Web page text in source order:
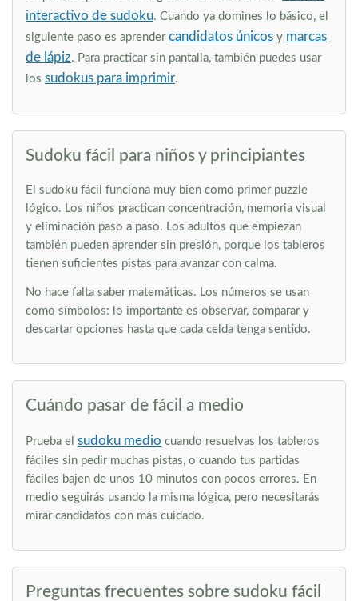
interactivo de sudoku. Cuando ya domines lo básico, el
siguiente paso es aprender candidatos únicos y marcas
de lápiz. Para practicar sin pantalla, también puedes usar
los sudokus para imprimir.
Sudoku fácil para niños y principiantes
El sudoku fácil funciona muy bien como primer puzzle
lógico. Los niños practican concentración, memoria visual
y eliminación paso a paso. Los adultos que empiezan
también pueden aprender sin presión, porque los tableros
tienen suficientes pistas para avanzar con calma.
No hace falta saber matemáticas. Los números se usan
como símbolos: lo importante es observar, comparar y
descartar opciones hasta que cada celda tenga sentido.
Cuándo pasar de fácil a medio
Prueba el sudoku medio cuando resuelvas los tableros
fáciles sin pedir muchas pistas, o cuando tus partidas
fáciles bajen de unos 10 minutos con pocos errores. En
medio seguirás usando la misma lógica, pero necesitarás
mirar candidatos con más cuidado.
Preguntas frecuentes sobre sudoku fácil